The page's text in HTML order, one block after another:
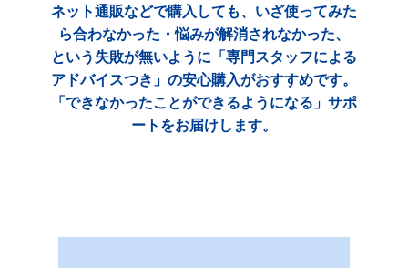
ネット通販などで購入しても、いざ使ってみた
ら合わなかった・悩みが解消されなかった、
という失敗が無いように「専門スタッフによる
アドバイスつき」の安心購入がおすすめです。
「できなかったことができるようになる」サポ
ートをお届けします。